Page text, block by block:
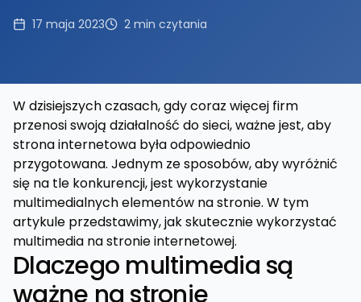
17 maja 2023 2 min czytania
W dzisiejszych czasach, gdy coraz więcej firm
przenosi swoją działalność do sieci, ważne jest, aby
strona internetowa była odpowiednio
przygotowana. Jednym ze sposobów, aby wyróżnić
się na tle konkurencji, jest wykorzystanie
multimedialnych elementów na stronie. W tym
artykule przedstawimy, jak skutecznie wykorzystać
multimedia na stronie internetowej.
Dlaczego multimedia są
ważne na stronie